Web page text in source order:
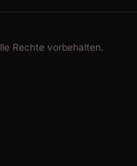
Rechte vorbehalten.